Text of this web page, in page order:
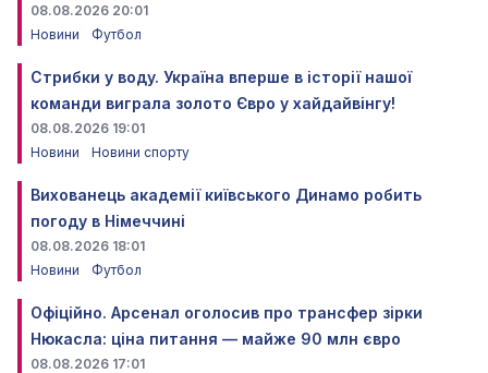
08.08.2026 20:01
Новини
Футбол
Стрибки у воду. Україна вперше в історії нашої
команди виграла золото Євро у хайдайвінгу!
08.08.2026 19:01
Новини
Новини спорту
Вихованець академії київського Динамо робить
погоду в Німеччині
08.08.2026 18:01
Новини
Футбол
Офіційно. Арсенал оголосив про трансфер зірки
Нюкасла: ціна питання — майже 90 млн євро
08.08.2026 17:01